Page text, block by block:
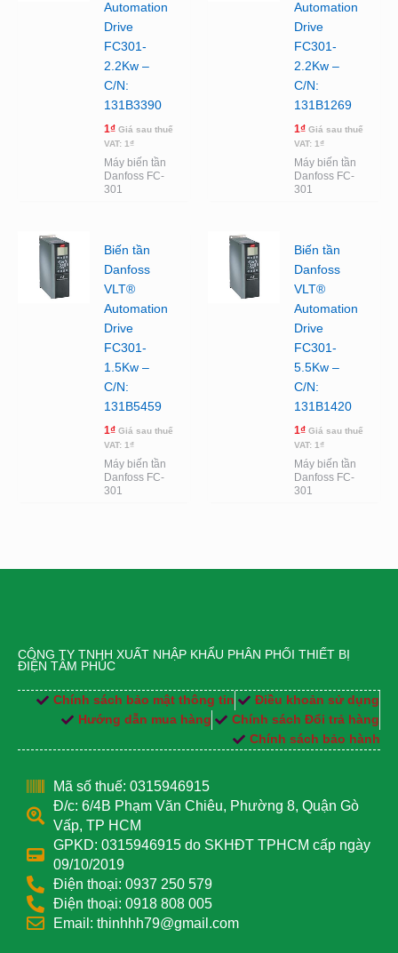
Automation
Drive
FC301-
2.2Kw –
C/N:
131B3390
1₫ Giá sau thuế
VAT: 1₫
Máy biến tần
Danfoss FC-
301
Automation
Drive
FC301-
2.2Kw –
C/N:
131B1269
1₫ Giá sau thuế
VAT: 1₫
Máy biến tần
Danfoss FC-
301
Biến tần
Danfoss
VLT®
Automation
Drive
FC301-
1.5Kw –
C/N:
131B5459
1₫ Giá sau thuế
VAT: 1₫
Máy biến tần
Danfoss FC-
301
Biến tần
Danfoss
VLT®
Automation
Drive
FC301-
5.5Kw –
C/N:
131B1420
1₫ Giá sau thuế
VAT: 1₫
Máy biến tần
Danfoss FC-
301
CÔNG TY TNHH XUẤT NHẬP KHẨU PHÂN PHỐI THIẾT BỊ
ĐIỆN TÂM PHÚC
Chính sách bảo mật thông tin
Điều khoản sử dụng
Hướng dẫn mua hàng
Chính sách Đổi trả hàng
Chính sách bảo hành
Mã số thuế: 0315946915
Đ/c: 6/4B Phạm Văn Chiêu, Phường 8, Quận Gò
Vấp, TP HCM
GPKD: 0315946915 do SKHĐT TPHCM cấp ngày
09/10/2019
Điện thoại: 0937 250 579
Điện thoại: 0918 808 005
Email: thinhhh79@gmail.com